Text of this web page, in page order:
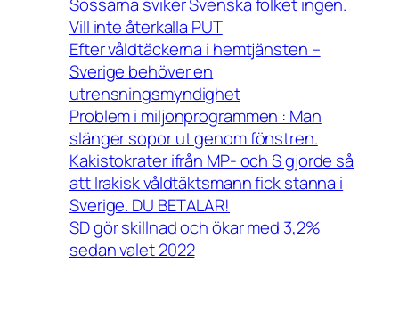
Vill inte återkalla PUT
Efter våldtäckerna i hemtjänsten –
Sverige behöver en
utrensningsmyndighet
Problem i miljonprogrammen : Man
slänger sopor ut genom fönstren.
Kakistokrater ifrån MP- och S gjorde så
att Irakisk våldtäktsmann fick stanna i
Sverige. DU BETALAR!
SD gör skillnad och ökar med 3,2%
sedan valet 2022